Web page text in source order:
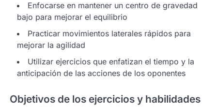
Enfocarse en mantener un centro de gravedad
bajo para mejorar el equilibrio
Practicar movimientos laterales rápidos para
mejorar la agilidad
Utilizar ejercicios que enfatizan el tiempo y la
anticipación de las acciones de los oponentes
Objetivos de los ejercicios y habilidades